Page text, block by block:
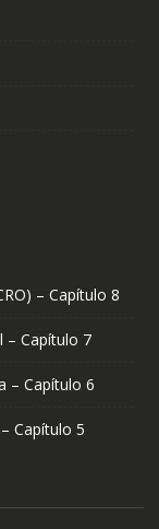
– Capítulo 8
– Capítulo 7
– Capítulo 6
Capítulo 5